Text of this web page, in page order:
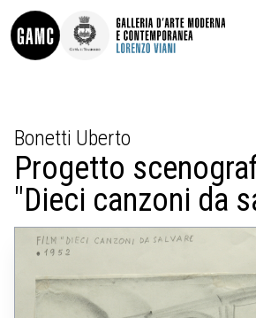
CONTATTI
DIDATTICA
SHOP
LE COLLEZIONI
GLI AUTORI
LORENZO VIANI
MOSTRE
EVENTI
SCULTURA
STAMPA
ALTRO
MATRICI
Bonetti Uberto
Progetto
"Dieci canzoni da